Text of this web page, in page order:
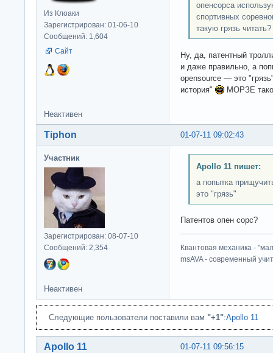
Из Клоаки
Зарегистрирован: 01-06-10
Сообщений: 1,604
Сайт
опенсорса
спортивных
такую грязь читать?
Ну, да, патентный
и даже правильно, а
opensource — это
история"
МОРЗЕ
Неактивен
01-07-11 09:02:43
Tiphon
Участник
Зарегистрирован: 08-07-10
Сообщений: 2,354
Apollo 11 пишет:
а попытка
это "грязь"
Патентов опен сорс?
Квантовая механика -
msAVA - современный
Неактивен
Следующие пользователи поставили вам "+1":Apollo 11
01-07-11 09:56:15
Apollo 11